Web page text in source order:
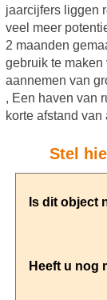
jaarcijfers liggen
veel meer
2 maanden
gebruik te
aannemen van
, Een haven van
korte afstand
Stel